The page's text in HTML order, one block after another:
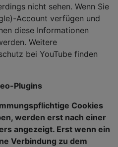
nicht sehen. Wenn Sie
Account verfügen und
diese Informationen
Weitere
bei YouTube finden
Plugins
Cookies
werden erst nach einer
angezeigt. Erst wenn ein
Verbindung zu dem